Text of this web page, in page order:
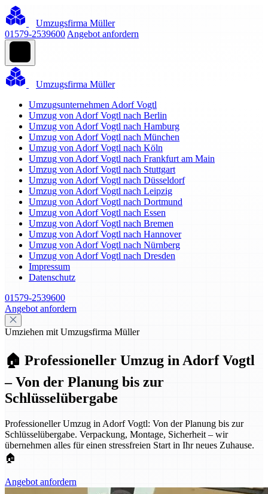
Umzugsfirma Müller
01579-2539600 Angebot anfordern
Umzugsfirma Müller
Umzugsunternehmen Adorf Vogtl
Umzug von Adorf Vogtl nach Berlin
Umzug von Adorf Vogtl nach Hamburg
Umzug von Adorf Vogtl nach München
Umzug von Adorf Vogtl nach Köln
Umzug von Adorf Vogtl nach Frankfurt am Main
Umzug von Adorf Vogtl nach Stuttgart
Umzug von Adorf Vogtl nach Düsseldorf
Umzug von Adorf Vogtl nach Leipzig
Umzug von Adorf Vogtl nach Dortmund
Umzug von Adorf Vogtl nach Essen
Umzug von Adorf Vogtl nach Bremen
Umzug von Adorf Vogtl nach Hannover
Umzug von Adorf Vogtl nach Nürnberg
Umzug von Adorf Vogtl nach Dresden
Impressum
Datenschutz
01579-2539600
Angebot anfordern
Umziehen mit Umzugsfirma Müller
🏠 Professioneller Umzug in Adorf Vogtl
– Von der Planung bis zur
Schlüsselübergabe
Professioneller Umzug in Adorf Vogtl: Von der Planung bis zur
Schlüsselübergabe. Verpackung, Montage, Sicherheit – wir
übernehmen alles für einen stressfreien Start in Ihr neues Zuhause.
🏠
Angebot anfordern